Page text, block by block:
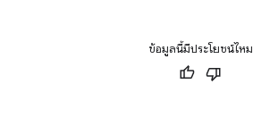
ข้อมูลนี้มีประโยชน์ไหม